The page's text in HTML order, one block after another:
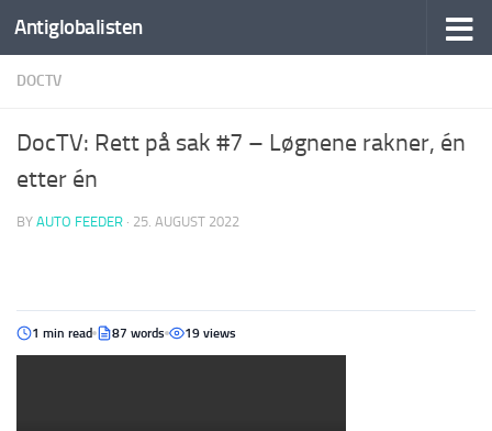
Antiglobalisten
DOCTV
DocTV: Rett på sak #7 – Løgnene rakner, én
etter én
BY AUTO FEEDER · 25. AUGUST 2022
1 min read 87 words 19 views